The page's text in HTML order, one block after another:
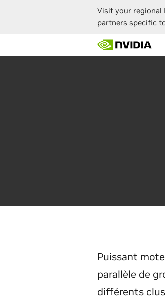
Visit your regional
partners specific
main
Puissant
parallèle de
différents